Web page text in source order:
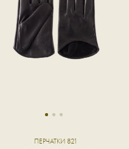
1 2 3
ПЕРЧАТКИ 821